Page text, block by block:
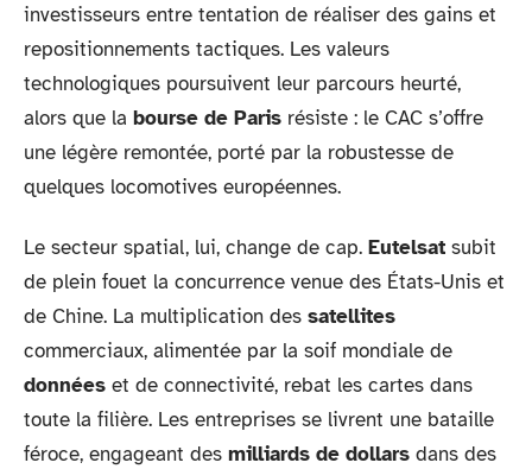
investisseurs entre tentation de réaliser des gains et
repositionnements tactiques. Les valeurs
technologiques poursuivent leur parcours heurté,
alors que la bourse de Paris résiste : le CAC s’offre
une légère remontée, porté par la robustesse de
quelques locomotives européennes.
Le secteur spatial, lui, change de cap. Eutelsat subit
de plein fouet la concurrence venue des États-Unis et
de Chine. La multiplication des satellites
commerciaux, alimentée par la soif mondiale de
données et de connectivité, rebat les cartes dans
toute la filière. Les entreprises se livrent une bataille
féroce, engageant des milliards de dollars dans des